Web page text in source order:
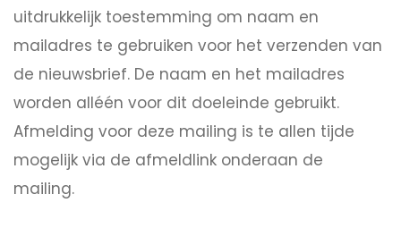
uitdrukkelijk toestemming om naam en
mailadres te gebruiken voor het verzenden van
de nieuwsbrief. De naam en het mailadres
worden alléén voor dit doeleinde gebruikt.
Afmelding voor deze mailing is te allen tijde
mogelijk via de afmeldlink onderaan de
mailing.